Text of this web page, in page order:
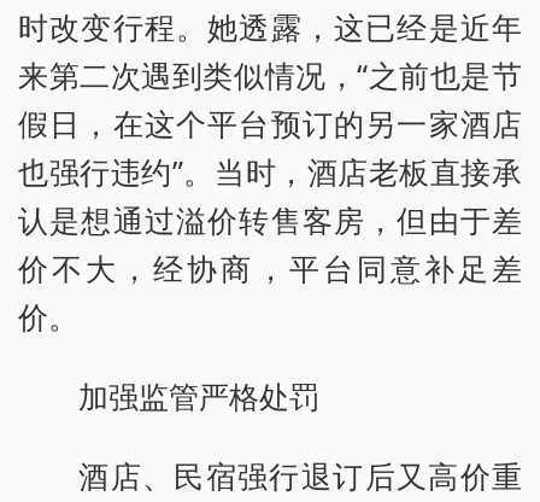
时改变行程。她透露，这已经是近年
来第二次遇到类似情况，“之前也是节
假日，在这个平台预订的另一家酒店
也强行违约”。当时，酒店老板直接承
认是想通过溢价转售客房，但由于差
价不大，经协商，平台同意补足差
价。
加强监管严格处罚
酒店、民宿强行退订后又高价重